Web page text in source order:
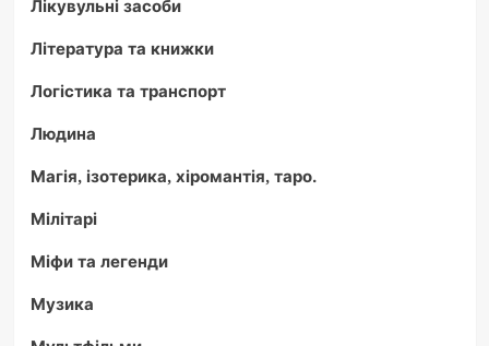
Лікувульні засоби
Література та книжки
Логістика та транспорт
Людина
Магія, ізотерика, хіромантія, таро.
Мілітарі
Міфи та легенди
Музика